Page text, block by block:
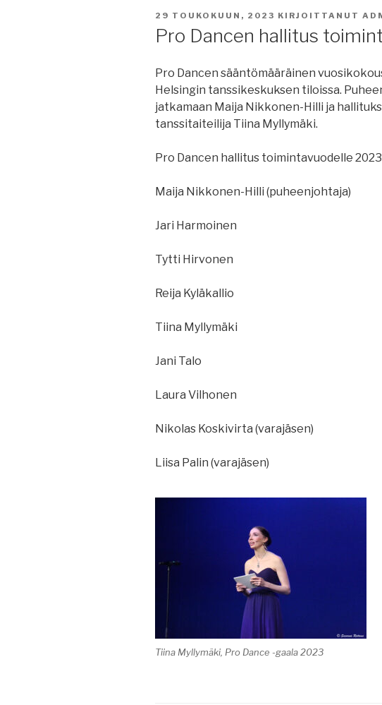
JULKAISTU
29 TOUKOKUUN, 2023 KIRJOITTANUT
Pro Dancen hallitus
Pro Dancen sääntömääräinen
Helsingin tanssikeskuksen tiloissa.
jatkamaan Maija Nikkonen-Hilli ja
tanssitaiteilija Tiina Myllymäki.
Pro Dancen hallitus toimintavuodelle
Maija Nikkonen-Hilli (puheenjohtaja)
Jari Harmoinen
Tytti Hirvonen
Reija Kyläkallio
Tiina Myllymäki
Jani Talo
Laura Vilhonen
Nikolas Koskivirta (varajäsen)
Liisa Palin (varajäsen)
Tiina Myllymäki, Pro Dance -gaala 2023